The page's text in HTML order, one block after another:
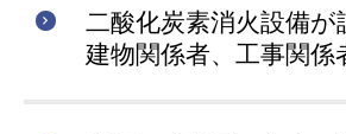
二酸化炭素消火設備が
建物関係者、工事関係